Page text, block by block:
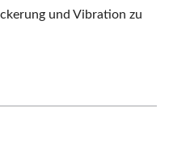
und Vibration zu